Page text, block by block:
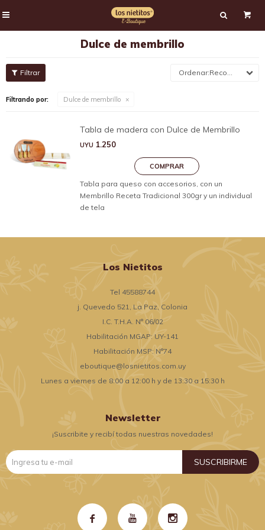

Dulce de membrillo
Recomendados
Filtrando por: Dulce de membrillo
Tabla de madera con Dulce de Membrillo
UYU 1.250
Tabla para queso con accesorios, con un
Membrillo Receta Tradicional 300gr y un individual
de tela
Los Nietitos
Tel 45588744
j. Quevedo 521, La Paz, Colonia
I.C. T.H.A. N° 06/02
Habilitación MGAP: UY-141
Habilitación MSP: N°74
eboutique@losnietitos.com.uy
Lunes a viernes de 8:00 a 12:00 h y de 13:30 a 15:30 h
Newsletter
¡Suscribite y recibí todas nuestras novedades!
SUSCRIBIRME
  